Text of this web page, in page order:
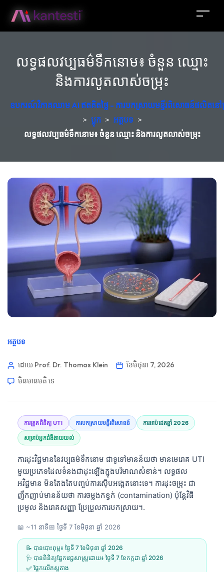
លទ្ធផលវប្បធម៌ទឹកនោម៖ ចំនួន ឈ្មោះ
និងការលូតលាស់ចម្រុះ
ឧបករណ៍វិភាគឈាម AI ឥតគិតថ្លៃ - ការបកស្រាយមន្ទីរពិសោធន៍ផលិតន
> ប្លុក > អត្ថបទ >
លទ្ធផលវប្បធម៌ទឹកនោម៖ ចំនួន ឈ្មោះ និងការលូតលាស់ចម្រុះ
អត្ថបទ
ដោយ Prof. Dr. Thomas Klein
ខែ​មិថុនា 7, 2026
មិនមាន​មតិ​ ទេ
ការត្រួតពិនិត្យ UTI ការបកស្រាយមន្ទីរពិសោធន៍ ការអាប់ដេតឆ្នាំ 2026
សម្រាប់អ្នកជំងឺងាយយល់
ការដុះវិជ្ជមាននៃវប្បធម៌ទឹកនោម ជាទូទៅមានន័យថា មានមេរោគ UTI
មួយប្រភេទដែលទំនងជាដុះឡើងក្នុងបរិមាណសំខាន់។ លទ្ធផល
អវិជ្ជមាន មិនតែងតែបញ្ចប់ការស៊ើបអង្កេតនោះទេ។ ការដុះចម្រុះ ជា
ញឹកញាប់មានន័យថា ការចម្លងកខ្វក់ (contamination) ប៉ុន្តែវិធី
ប្រមូល និងរោគសញ្ញា ប្រែប្រួលការបកស្រាយ។.
📖 ~11 នាទី📅 ថ្ងៃទី 7 ខែមិថុនា ឆ្នាំ 2026
📝 បានបោះពុម្ព៖ ថ្ងៃទី 7 ខែមិថុនា ឆ្នាំ 2026
🩺 បានពិនិត្យផ្នែកវេជ្ជសាស្ត្រដោយ៖ ថ្ងៃទី 7 ខែកក្កដា ឆ្នាំ 2026
✅ ផ្អែកលើភស្តុតាង